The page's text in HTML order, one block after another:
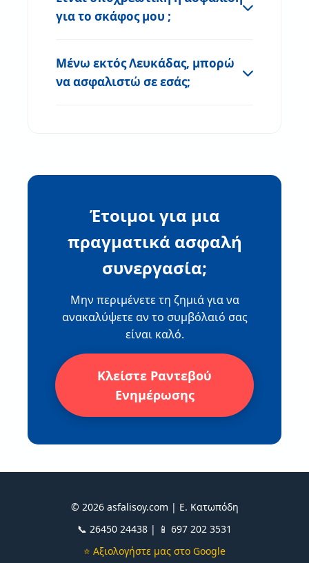
για το σκάφος μου ;
Μένω εκτός Λευκάδας, μπορώ
να ασφαλιστώ σε εσάς;
Έτοιμοι για μια
πραγματικά ασφαλή
συνεργασία;
Μην περιμένετε τη ζημιά για να
ανακαλύψετε αν το συμβόλαιό σας
είναι καλό.
Κλείστε Ραντεβού
Ενημέρωσης
© 2026 asfalisoy.com | Ε. Κατωπόδη
📞 26450 24438 | 📱 697 202 3531
⭐ Αξιολογήστε μας στο Google